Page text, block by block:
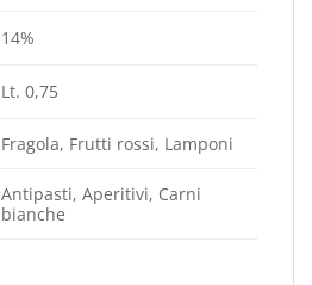
14%
Lt. 0,75
Fragola, Frutti rossi, Lamponi
Antipasti, Aperitivi, Carni
bianche